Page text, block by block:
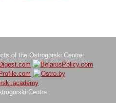
of the Ostrogorski Centre:
Centre